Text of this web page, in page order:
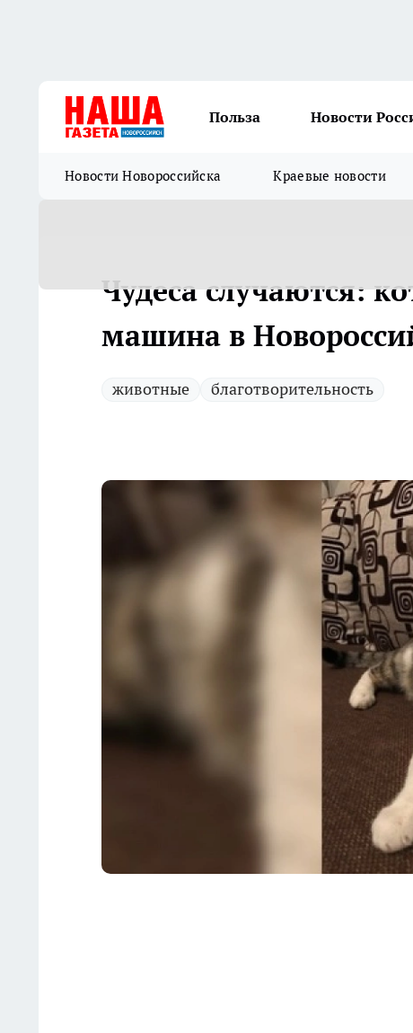
Польза Новости
Новости Новороссийска Краевые новости
Чудеса случаются:
машина в
животные благотворительность